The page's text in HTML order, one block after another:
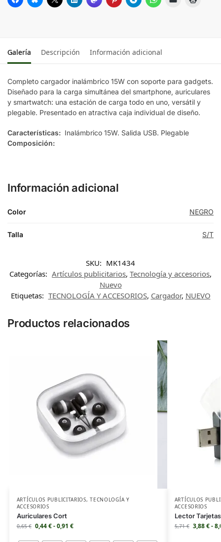
Galería Descripción Información adicional
Completo cargador inalámbrico 15W con soporte para gadgets.
Diseñado para la carga simultánea del smartphone, auriculares
y smartwatch: una estación de carga todo en uno, versátil y
plegable. Presentado en atractiva caja individual de diseño.
Características: Inalámbrico 15W. Salida USB. Plegable
Composición:
Información adicional
Color NEGRO
Talla S/T
SKU: MK1434
Categorías: Artículos publicitarios, Tecnología y accesorios,
Nuevo
Etiquetas: TECNOLOGÍA Y ACCESORIOS, Cargador, NUEVO
Productos relacionados
ARTÍCULOS PUBLICITARIOS,TECNOLOGÍA Y
ACCESORIOS
Auriculares Cort
0,65€ 0,44€-0,91 €
ARTÍCULOS
ACCESORIOS
Lector
5,71€ 3,88€-